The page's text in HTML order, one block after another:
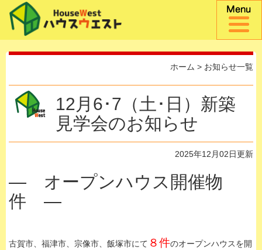
ホーム > お知らせ一覧
12月6･7（土･日）新築
見学会のお知らせ
2025年12月02日更新
— オープンハウス開催物
件 —
古賀市、福津市、宗像市、飯塚市にて ８件のオープンハウスを開